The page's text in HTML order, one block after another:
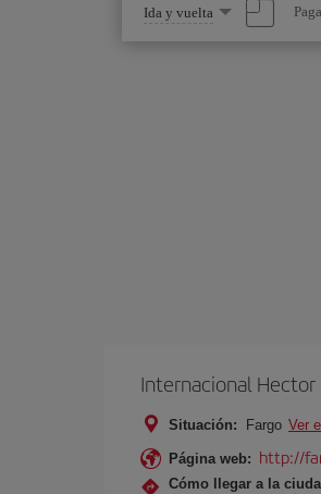
Seleccione
una
opción
Ida y vuelta
Internacional Hector
Situación: Fargo Ver
Página web: http://
Cómo llegar a la